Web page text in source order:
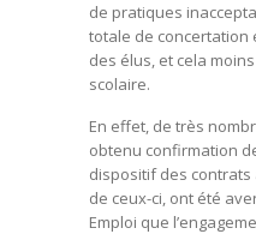
de pratiques
totale de concertation
des élus, et cela
scolaire.
En effet, de très
obtenu confirmation
dispositif des
de ceux-ci, ont été
Emploi que